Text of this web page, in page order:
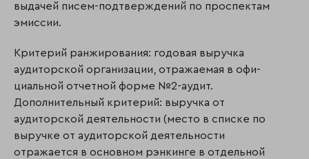
выдачей писем-подтверждений по проспектам
эмиссии.
Критерий ранжирования: годовая выручка
аудиторской организации, отражаемая в офи­
ци­альной отчетной форме №2-аудит.
Дополнительный критерий: выручка от
аудиторской деятельности (место в списке по
выручке от аудиторской деятельности
отражается в основном рэнкинге в отдельной